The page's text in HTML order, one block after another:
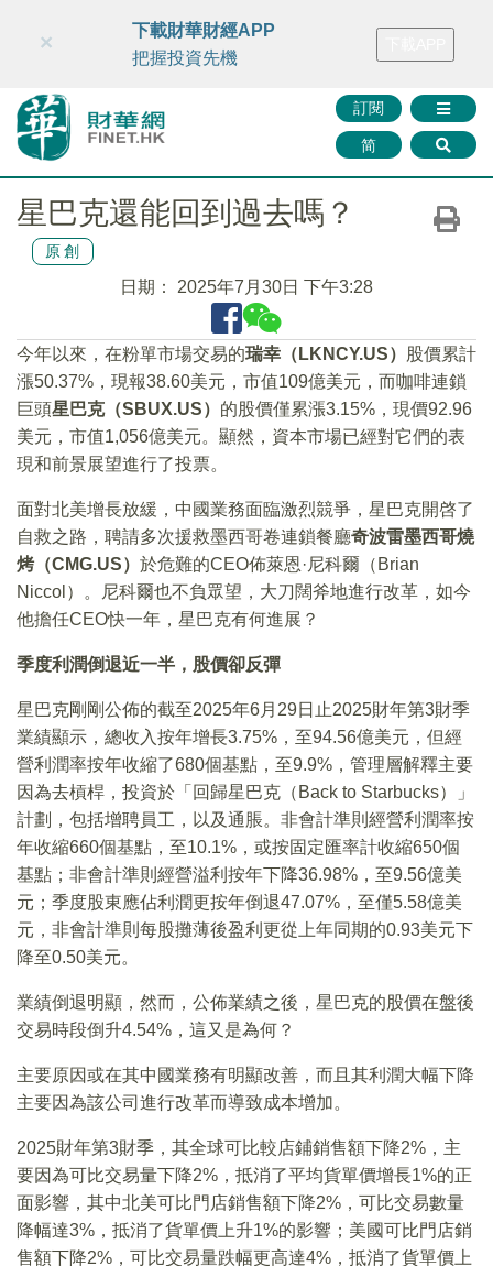
財華智庫網 FINTV FINMETA 財華證券 媒體矩陣
訂閱
简
×
下載財華財經APP
把握投資先機
星巴克還能回到過去嗎？
原創
日期： 2025年7月30日 下午3:28
今年以來，在粉單市場交易的瑞幸（LKNCY.US）
股價累計
漲50.37%，現報38.60美元，市值109億美元，而咖啡連鎖
巨頭星巴克（SBUX.US） 的股價僅累漲3.15%，現價92.96
美元，市值1,056億美元。顯然，資本市場已經對它們的表
現和前景展望進行了投票。
面對北美增長放緩，中國業務面臨激烈競爭，星巴克開啓了
自救之路，聘請多次援救墨西哥卷連鎖餐廳奇波雷墨西哥燒
烤（CMG.US） 於危難的CEO佈萊恩·尼科爾（Brian
Niccol）。尼科爾也不負眾望，大刀闊斧地進行改革，如今
他擔任CEO快一年，星巴克有何進展？
季度利潤倒退近一半，股價卻反彈
星巴克剛剛公佈的截至2025年6月29日止2025財年第3財季
業績顯示，總收入按年增長3.75%，至94.56億美元，但經
營利潤率按年收縮了680個基點，至9.9%，管理層解釋主要
因為去槓桿，投資於「回歸星巴克（Back to Starbucks）」
計劃，包括增聘員工，以及通脹。非會計準則經營利潤率按
年收縮660個基點，至10.1%，或按固定匯率計收縮650個
基點；非會計準則經營溢利按年下降36.98%，至9.56億美
元；季度股東應佔利潤更按年倒退47.07%，至僅5.58億美
元，非會計準則每股攤薄後盈利更從上年同期的0.93美元下
降至0.50美元。
業績倒退明顯，然而，公佈業績之後，星巴克的股價在盤後
交易時段倒升4.54%，這又是為何？
主要原因或在其中國業務有明顯改善，而且其利潤大幅下降
主要因為該公司進行改革而導致成本增加。
2025財年第3財季，其全球可比較店鋪銷售額下降2%，主
要因為可比交易量下降2%，抵消了平均貨單價增長1%的正
面影響，其中北美可比門店銷售額下降2%，可比交易數量
降幅達3%，抵消了貨單價上升1%的影響；美國可比門店銷
售額下降2%，可比交易量跌幅更高達4%，抵消了貨單價上